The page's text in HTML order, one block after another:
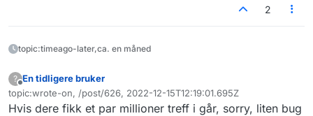
2
topic:timeago-later,ca. en måned
?
Frakoblet
En tidligere bruker
topic:wrote-on, /post/626, 2022-12-15T12:19:01.695Z
Sist endret av
Hvis dere fikk et par millioner treff i går, sorry, liten bug